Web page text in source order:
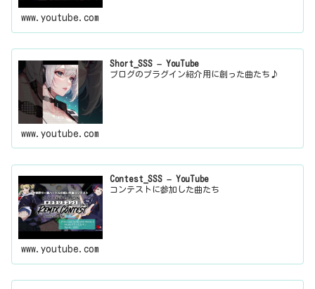
www.youtube.com
Short_SSS – YouTube
ブログのプラグイン紹介用に創った曲たち♪
www.youtube.com
Contest_SSS – YouTube
コンテストに参加した曲たち
www.youtube.com